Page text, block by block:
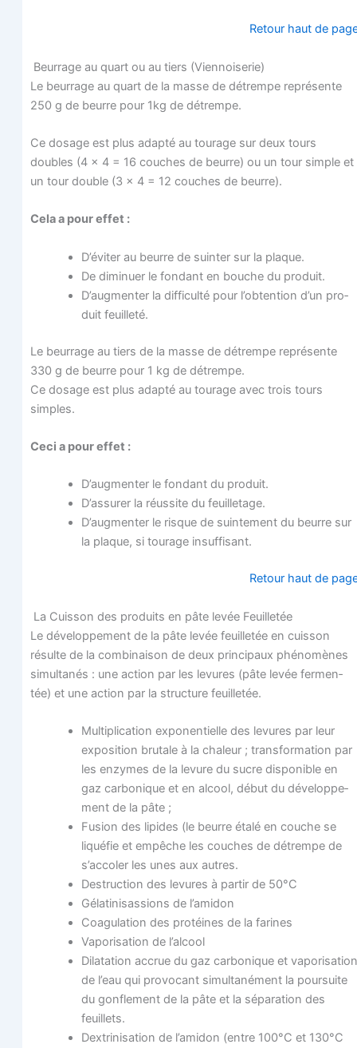
Retour haut de
Beur­rage au quart ou au tiers (Vien­noi­se­rie)
Le beur­rage au quart de la masse de détrempe repré­sente
250 g de beurre pour 1kg de détrempe.
Ce dosage est plus adap­té au tou­rage sur deux tours
doubles (4 x 4 = 16 couches de beurre) ou un tour simple et
un tour double (3 x 4 = 12 couches de beurre).
Cela a pour effet :
D’éviter au beurre de suin­ter sur la plaque.
De dimi­nuer le fon­dant en bouche du produit.
D’augmenter la dif­fi­cul­té pour l’obtention d’un pro­
duit feuilleté.
Le beur­rage au tiers de la masse de détrempe repré­sente
330 g de beurre pour 1 kg de détrempe.
Ce dosage est plus adap­té au tou­rage avec trois tours
simples.
Ceci a pour effet :
D’augmenter le fon­dant du produit.
D’assurer la réus­site du feuilletage.
D’augmenter le risque de suin­te­ment du beurre sur
la plaque, si tou­rage insuffisant.
Retour haut de
La Cuis­son des pro­duits en pâte levée Feuilletée
Le déve­lop­pe­ment de la pâte levée feuille­tée en cuis­son
résulte de la com­bi­nai­son de deux prin­ci­paux phé­no­mènes
simul­ta­nés : une action par les levures (pâte levée fer­men­
tée) et une action par la struc­ture feuilletée.
Mul­ti­pli­ca­tion expo­nen­tielle des levures par leur
expo­si­tion bru­tale à la cha­leur ; trans­for­ma­tion par
les enzymes de la levure du sucre dis­po­nible en
gaz car­bo­nique et en alcool, début du déve­lop­pe­
ment de la pâte ;
Fusion des lipides (le beurre éta­lé en couche se
liqué­fie et empêche les couches de détrempe de
s’accoler les unes aux autres.
Des­truc­tion des levures à par­tir de 50°C
Géla­ti­ni­sas­sions de l’amidon
Coa­gu­la­tion des pro­téines de la farines
Vapo­ri­sa­tion de l’alcool
Dila­ta­tion accrue du gaz car­bo­nique et vapo­ri­sa­tion
de l’eau qui pro­vo­cant simul­ta­né­ment la pour­suite
du gon­fle­ment de la pâte et la sépa­ra­tion des
feuillets.
Dex­tri­ni­sa­tion de l’amidon (entre 100°C et 130°C